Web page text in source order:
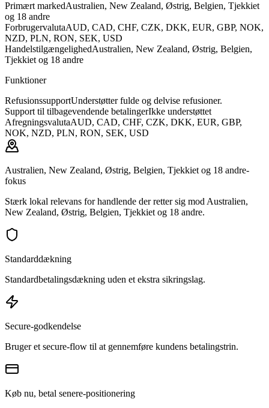
Primært markedAustralien, New Zealand, Østrig, Belgien, Tjekkiet
og 18 andre
ForbrugervalutaAUD, CAD, CHF, CZK, DKK, EUR, GBP, NOK,
NZD, PLN, RON, SEK, USD
HandelstilgængelighedAustralien, New Zealand, Østrig, Belgien,
Tjekkiet og 18 andre
Funktioner
RefusionssupportUnderstøtter fulde og delvise refusioner.
Support til tilbagevendende betalingerIkke understøttet
AfregningsvalutaAUD, CAD, CHF, CZK, DKK, EUR, GBP,
NOK, NZD, PLN, RON, SEK, USD
Australien, New Zealand, Østrig, Belgien, Tjekkiet og 18 andre-
fokus
Stærk lokal relevans for handlende der retter sig mod Australien,
New Zealand, Østrig, Belgien, Tjekkiet og 18 andre.
Standarddækning
Standardbetalingsdækning uden et ekstra sikringslag.
Secure-godkendelse
Bruger et secure-flow til at gennemføre kundens betalingstrin.
Køb nu, betal senere-positionering